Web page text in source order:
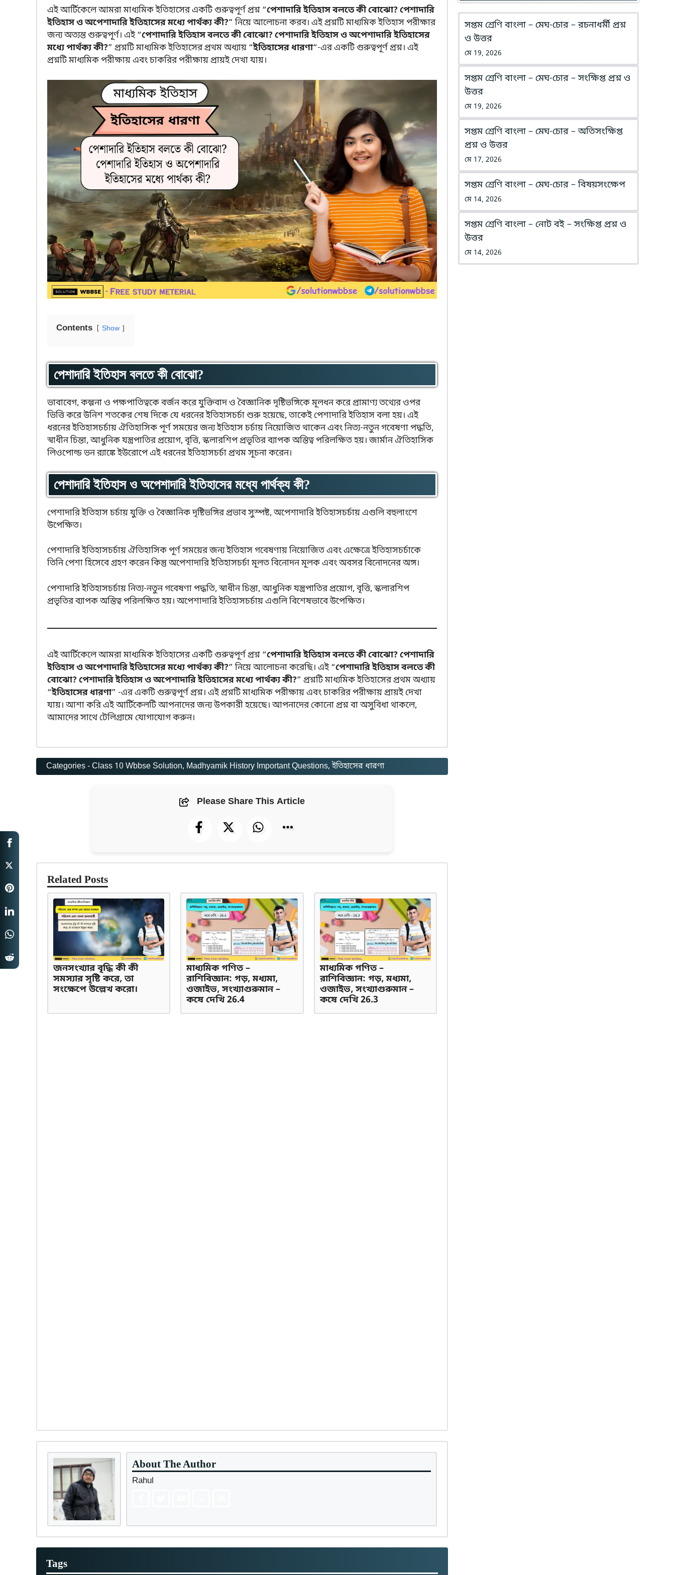
এই আর্টিকেলে আমরা মাধ্যমিক ইতিহাসের একটি গুরুত্বপূর্ণ প্রশ্ন “পেশাদারি ইতিহাস বলতে কী বোঝো? পেশাদারি
ইতিহাস ও অপেশাদারি ইতিহাসের মধ্যে পার্থক্য কী?” নিয়ে আলোচনা করব। এই প্রশ্নটি মাধ্যমিক ইতিহাস পরীক্ষার
জন্য অত্যন্ত গুরুত্বপূর্ণ। এই “পেশাদারি ইতিহাস বলতে কী বোঝো? পেশাদারি ইতিহাস ও অপেশাদারি ইতিহাসের
মধ্যে পার্থক্য কী?” প্রশ্নটি মাধ্যমিক ইতিহাসের প্রথম অধ্যায় “ইতিহাসের ধারণা“-এর একটি গুরুত্বপূর্ণ প্রশ্ন। এই
প্রশ্নটি মাধ্যমিক পরীক্ষায় এবং চাকরির পরীক্ষায় প্রায়ই দেখা যায়।
Contents Show
পেশাদারি ইতিহাস বলতে কী বোঝো?
ভাবাবেগ, কল্পনা ও পক্ষপাতিত্বকে বর্জন করে যুক্তিবাদ ও বৈজ্ঞানিক দৃষ্টিভঙ্গিকে মূলধন করে প্রামাণ্য তথ্যের ওপর
ভিত্তি করে উনিশ শতকের শেষ দিকে যে ধরনের ইতিহাসচর্চা শুরু হয়েছে, তাকেই পেশাদারি ইতিহাস বলা হয়। এই
ধরনের ইতিহাসচর্চায় ঐতিহাসিক পূর্ণ সময়ের জন্য ইতিহাস চর্চায় নিয়োজিত থাকেন এবং নিত্য-নতুন গবেষণা পদ্ধতি,
স্বাধীন চিন্তা, আধুনিক যন্ত্রপাতির প্রয়োগ, বৃত্তি, স্কলারশিপ প্রভৃতির ব্যাপক অস্তিত্ব পরিলক্ষিত হয়। জার্মান ঐতিহাসিক
লিওপোল্ড ভন র‍্যাঙ্কে ইউরোপে এই ধরনের ইতিহাসচর্চা প্রথম সূচনা করেন।
পেশাদারি ইতিহাস ও অপেশাদারি ইতিহাসের মধ্যে পার্থক্য কী?
পেশাদারি ইতিহাস চর্চায় যুক্তি ও বৈজ্ঞানিক দৃষ্টিভঙ্গির প্রভাব সুস্পষ্ট, অপেশাদারি ইতিহাসচর্চায় এগুলি বহুলাংশে
উপেক্ষিত।
পেশাদারি ইতিহাসচর্চায় ঐতিহাসিক পূর্ণ সময়ের জন্য ইতিহাস গবেষণায় নিয়োজিত এবং এক্ষেত্রে ইতিহাসচর্চাকে
তিনি পেশা হিসেবে গ্রহণ করেন কিন্তু অপেশাদারি ইতিহাসচর্চা মূলত বিনোদন মূলক এবং অবসর বিনোদনের অঙ্গ।
পেশাদারি ইতিহাসচর্চায় নিত্য-নতুন গবেষণা পদ্ধতি, স্বাধীন চিন্তা, আধুনিক যন্ত্রপাতির প্রয়োগ, বৃত্তি, স্কলারশিপ
প্রভৃতির ব্যাপক অস্তিত্ব পরিলক্ষিত হয়। অপেশাদারি ইতিহাসচর্চায় এগুলি বিশেষভাবে উপেক্ষিত।
এই আর্টিকেলে আমরা মাধ্যমিক ইতিহাসের একটি গুরুত্বপূর্ণ প্রশ্ন “পেশাদারি ইতিহাস বলতে কী বোঝো? পেশাদারি
ইতিহাস ও অপেশাদারি ইতিহাসের মধ্যে পার্থক্য কী?” নিয়ে আলোচনা করেছি। এই “পেশাদারি ইতিহাস বলতে কী
বোঝো? পেশাদারি ইতিহাস ও অপেশাদারি ইতিহাসের মধ্যে পার্থক্য কী?” প্রশ্নটি মাধ্যমিক ইতিহাসের প্রথম অধ্যায়
“ইতিহাসের ধারণা” -এর একটি গুরুত্বপূর্ণ প্রশ্ন। এই প্রশ্নটি মাধ্যমিক পরীক্ষায় এবং চাকরির পরীক্ষায় প্রায়ই দেখা
যায়। আশা করি এই আর্টিকেলটি আপনাদের জন্য উপকারী হয়েছে। আপনাদের কোনো প্রশ্ন বা অসুবিধা থাকলে,
আমাদের সাথে টেলিগ্রামে যোগাযোগ করুন।
Categories -Class 10 Wbbse Solution, Madhyamik History Important Questions, ইতিহাসের ধারণা
Please Share This Article
Related Posts
জনসংখ্যার বৃদ্ধি কী কী
সমস্যার সৃষ্টি করে, তা
সংক্ষেপে উল্লেখ করো।
মাধ্যমিক গণিত –
রাশিবিজ্ঞান: গড়, মধ্যমা,
ওজাইভ, সংখ্যাগুরুমান –
কষে দেখি 26.4
মাধ্যমিক গণিত –
রাশিবিজ্ঞান: গড়, মধ্যমা,
ওজাইভ, সংখ্যাগুরুমান –
কষে দেখি 26.3
About The Author
Rahul
Tags
সপ্তম শ্রেণি বাংলা – মেঘ-চোর – রচনাধর্মী প্রশ্ন
ও উত্তর
মে 19, 2026
সপ্তম শ্রেণি বাংলা – মেঘ-চোর – সংক্ষিপ্ত প্রশ্ন ও
উত্তর
মে 19, 2026
সপ্তম শ্রেণি বাংলা – মেঘ-চোর – অতিসংক্ষিপ্ত
প্রশ্ন ও উত্তর
মে 17, 2026
সপ্তম শ্রেণি বাংলা – মেঘ-চোর – বিষয়সংক্ষেপ
মে 14, 2026
সপ্তম শ্রেণি বাংলা – নোট বই – সংক্ষিপ্ত প্রশ্ন ও
উত্তর
মে 14, 2026